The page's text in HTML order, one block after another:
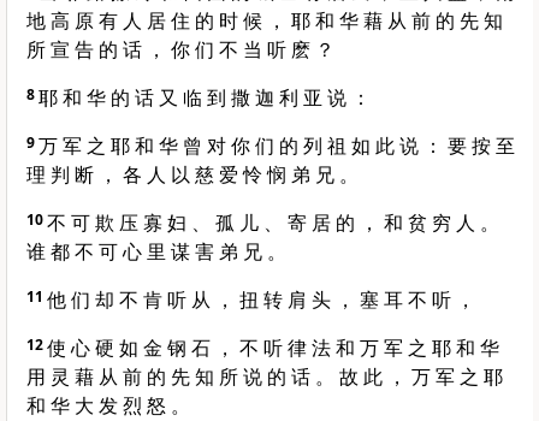
地 高 原 有 人 居 住 的 时 候 ， 耶 和 华 藉 从 前 的 先 知
所 宣 告 的 话 ， 你 们 不 当 听 麽 ？
8耶 和 华 的 话 又 临 到 撒 迦 利 亚 说 ：
9万 军 之 耶 和 华 曾 对 你 们 的 列 祖 如 此 说 ： 要 按 至
理 判 断 ， 各 人 以 慈 爱 怜 悯 弟 兄 。
10不 可 欺 压 寡 妇 、 孤 儿 、 寄 居 的 ， 和 贫 穷 人 。
谁 都 不 可 心 里 谋 害 弟 兄 。
11 他 们 却 不 肯 听 从 ， 扭 转 肩 头 ， 塞 耳 不 听 ，
12使 心 硬 如 金 钢 石 ， 不 听 律 法 和 万 军 之 耶 和 华
用 灵 藉 从 前 的 先 知 所 说 的 话 。 故 此 ， 万 军 之 耶
和 华 大 发 烈 怒 。